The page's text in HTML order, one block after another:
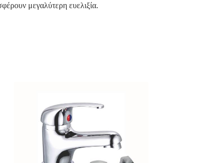
μεγαλύτερη ευελιξία.